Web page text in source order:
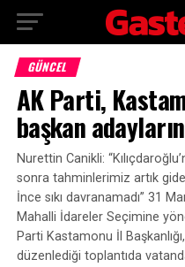
GÜNCEL
AK Parti,
başkan
Nurettin Canikli:
sonra tahminlerimiz artık
İnce sıkı davranamadı” 31
Mahalli İdareler Seçimine
Parti Kastamonu İl
düzenlediği toplantıda